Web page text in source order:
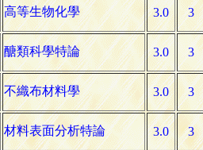
高等生物化學 3.0 3
醣類科學特論 3.0 3
不織布材料學 3.0 3
材料表面分析特論 3.0 3